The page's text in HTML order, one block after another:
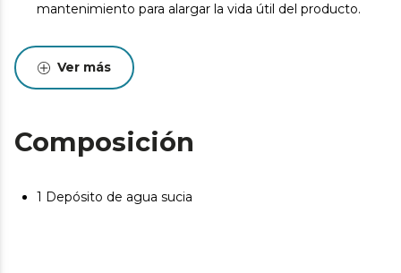
mantenimiento para alargar la vida útil del producto.
Ver más
Composición
1 Depósito de agua sucia